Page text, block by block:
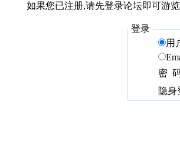
如果您已注册,请先登录论坛即可游
登录
用
密
隐身